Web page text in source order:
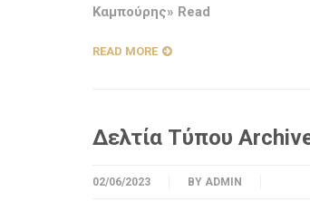
Καμπούρης» Read
READ MORE
Δελτία Τύπου
02/06/2023 BY ADMIN